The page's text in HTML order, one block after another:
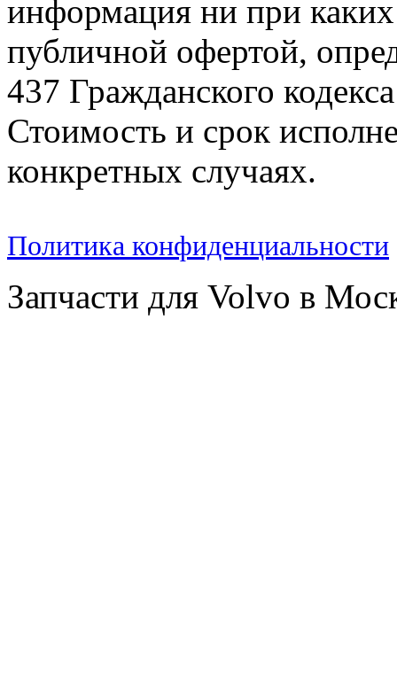
информация ни при каких
публичной офертой,
437 Гражданского
Стоимость и срок
конкретных случаях.
Политика конфиденциальности
Запчасти для Volvo в